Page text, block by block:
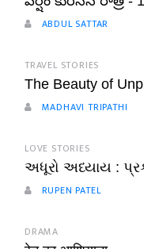
ABDUL SATTAR
TRAVEL STORIES
The Beauty of
MADHAVI TRIPATHI
LOVE STORIES
અધૂરો અધ્યાય :
RUPEN PATEL
DRAMA